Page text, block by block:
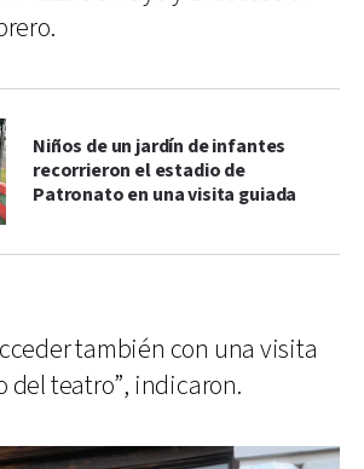
Niños de un jardín de infantes
recorrieron el estadio de
Patronato en una visita guiada
también con una visita
del teatro”, indicaron.